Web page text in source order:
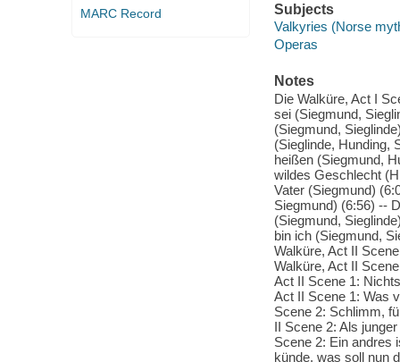
MARC Record
Subjects
Valkyries (Norse
Operas
Notes
Die Walküre, Act I
sei (Siegmund,
(Siegmund,
(Sieglinde, Hunding,
heißen (Siegmund,
wildes Geschlecht
Vater (Siegmund)
Siegmund) (6:56) --
(Siegmund,
bin ich (Siegmund,
Walküre, Act II
Walküre, Act II
Act II Scene 1:
Act II Scene 1: Was
Scene 2: Schlimm,
II Scene 2: Als
Scene 2: Ein andres
künde, was soll nun